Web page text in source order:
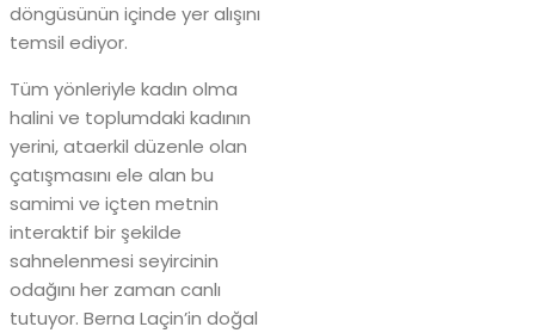
döngüsünün içinde yer alışını
temsil ediyor.
Tüm yönleriyle kadın olma
halini ve toplumdaki kadının
yerini, ataerkil düzenle olan
çatışmasını ele alan bu
samimi ve içten metnin
interaktif bir şekilde
sahnelenmesi seyircinin
odağını her zaman canlı
tutuyor. Berna Laçin’in doğal